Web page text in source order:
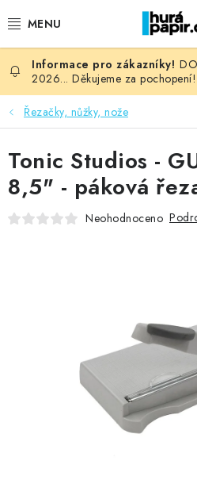
na
NOVINKY
HURÁ DÍLNA
VŠECHNO ZBOŽÍ
KNIHAŘSKÝ MATERIÁL
MOJE OBJEDNÁVKA
2026... Děkujeme za pochopení!
Řezačky, nůžky, nože
Tonic Studios -
8,5" - páková
Neohodnoceno